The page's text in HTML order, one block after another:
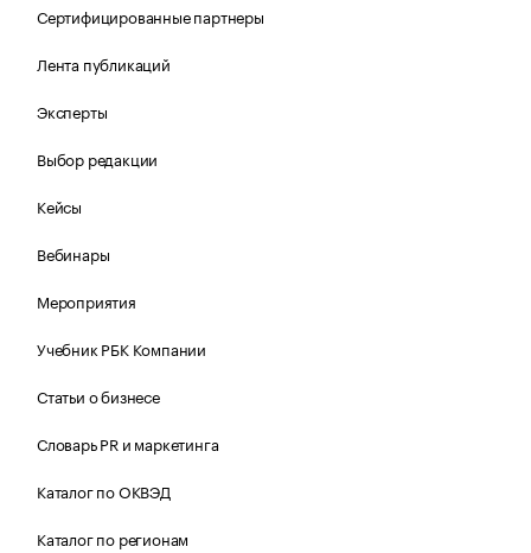
Сертифицированные партнеры
Лента публикаций
Эксперты
Выбор редакции
Кейсы
Вебинары
Мероприятия
Учебник РБК Компании
Статьи о бизнесе
Словарь PR и маркетинга
Каталог по ОКВЭД
Каталог по регионам